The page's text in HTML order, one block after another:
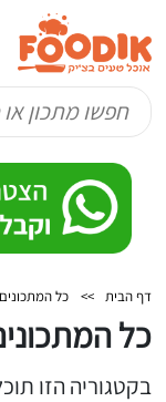
דף הבית >> כל המתכונים
כל
בקטגוריה הזו